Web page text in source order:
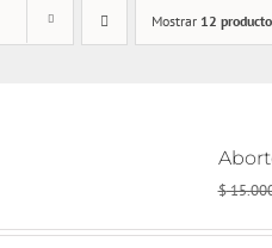
Mostrar 12
$